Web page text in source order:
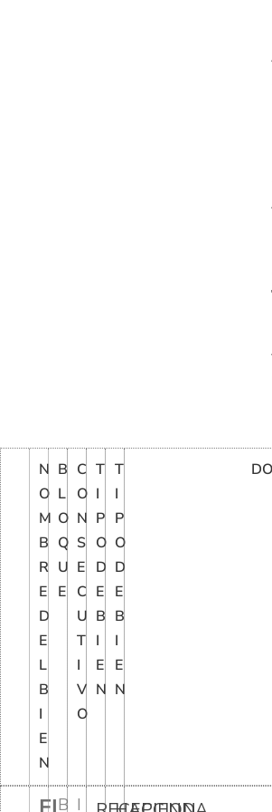
N
O
M
B
R
E
D
E
L
B
I
E
N
B
L
O
Q
U
E
C
O
N
S
E
C
U
T
I
V
O
T
I
P
O
D
E
B
I
E
N
T
I
P
O
D
E
B
I
E
N
B I